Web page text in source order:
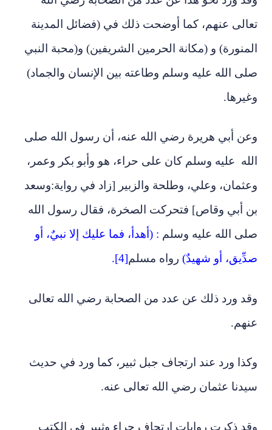
تعالى عنهم، كما أوضحت ذلك في (فضائل المدينة
المنورة) و (مكانة الحرمين الشريفين) و(محبة النبي
صلى الله عليه وسلم وطاعته بين الإنسان والجماد)
وغيرها.
وعن أبي هريرة رضي الله عنه، أن رسول الله صلى
الله عليه وسلم كان على حراء، هو وأبو بكر وعمر،
وعثمان، وعلي، وطلحة والزبير [زاد في رواية:وسعد
بن أبي وقاص] فتحركت الصخرة، فقال رسول الله
صلى الله عليه وسلم : (أهدأ، فما عليك إلا نبيٌ، أو
صدِّيق، أو شهيدٌ) رواه مسلم[4].
وقد ورد ذلك عن عدد من الصحابة رضي الله تعالى
عنهم.
وكذا ورد عند ارتجاف جبل ثبير، كما ورد في حديث
سيدنا عثمان رضي الله تعالى عنه.
وقد ذكرت روايات ارتجاف حراء وثبير في الكتب